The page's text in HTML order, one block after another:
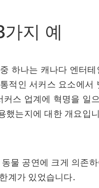
지 예
하나는 캐나다 엔터
적인 서커스 요소에서
스 업계에 혁명을 일
했는지에 대한 개요입
물 공연에 크게 의존
계가 있었습니다.